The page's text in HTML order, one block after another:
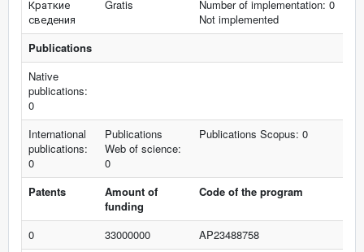
Краткие
сведения
Gratis
Number of implementation: 0
Not implemented
Publications
Native
publications:
0
International
publications:
0
Publications
Web of science:
0
Publications Scopus: 0
Patents
Amount of
funding
Code of the program
0 33000000
AP23488758